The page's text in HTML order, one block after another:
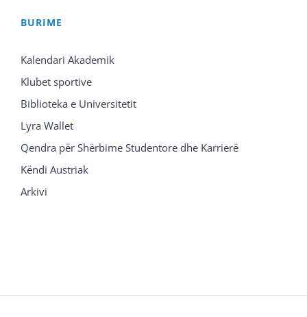
BURIME
Kalendari Akademik
Klubet sportive
Biblioteka e Universitetit
Lyra Wallet
Qendra për Shërbime Studentore dhe Karrierë
Këndi Austriak
Arkivi